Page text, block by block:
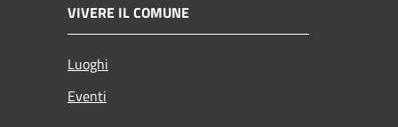
VIVERE IL COMUNE
Luoghi
Eventi